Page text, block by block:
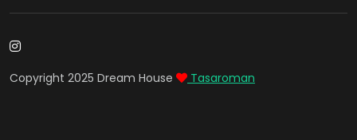
Copyright 2025 Dream House Tasaroman